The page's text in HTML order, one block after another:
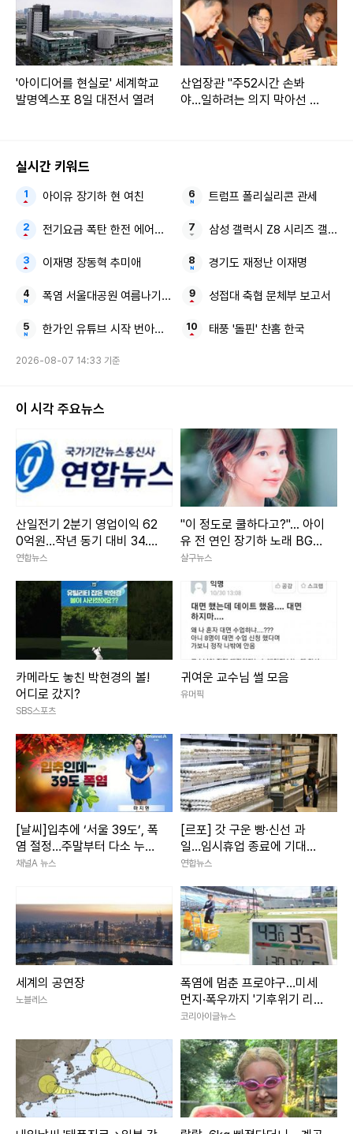
'아이디어를 현실로' 세계학교
발명엑스포 8일 대전서 열려
산업장관 "주52시간 손봐
야…일하려는 의지 막아선 안
실시간 키워드
아이유 장기하 현 여친
전기요금 폭탄 한전 에어컨 절전법
이재명 장동혁 추미애
폭염 서울대공원 여름나기 특별식
한가인 유튜브 시작 번아웃 고백
트럼프 폴리실리콘 관세
삼성 갤럭시 Z8 시리즈 갤럭
경기도 재정난 이재명
성접대 축협 문체부 보고서
태풍 '돌핀' 찬홈 한국
2026-08-07 14:33 기준
이 시각 주요뉴스
산일전기 2분기 영업이익 62
0억원…작년 동기 대비 34.
3%↑
연합뉴스
"이 정도로 쿨하다고?"... 아이
유 전 연인 장기하 노래 BGM
선택해 난리 난 상황
살구뉴스
카메라도 놓친 박현경의 볼!
어디로 갔지?
SBS스포츠
귀여운 교수님 썰 모음
유머픽
[날씨]입추에 ‘서울 39도’, 폭
염 절정…주말부터 다소 누그
러져
채널A 뉴스
[르포] 갓 구운 빵·신선 과
일…임시휴업 종료에 기대감
가득 홈플러스
연합뉴스
세계의 공연장
노블레스
폭염에 멈춘 프로야구…미세
먼지·폭우까지 '기후위기 리
그' 현실됐다
코리아이글뉴스